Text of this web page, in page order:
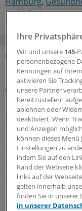
Bedarfsplanung
MEHR ZUM
Umfrage unter KVen
Erstes Quartal
Stadtstaaten
Im ersten Quartal
den
die erhofft hohen
eine Umfrage der
22.07.2026
Ihre
Wir und unsere 145-
personenbezogene
Kennungen auf
aktivieren Sie
unsere Partner
bereitzustellen“
ablehnen oder
deaktiviert. Wenn
und Anzeigen
können dieses
Einstellungen zu
indem Sie auf den
Rand der Webseite
links auf der
gelten innerhalb
finden Sie in unserer
in unserer